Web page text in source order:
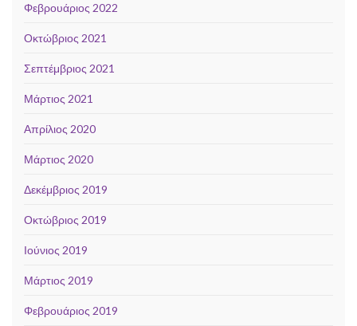
Φεβρουάριος 2022
Οκτώβριος 2021
Σεπτέμβριος 2021
Μάρτιος 2021
Απρίλιος 2020
Μάρτιος 2020
Δεκέμβριος 2019
Οκτώβριος 2019
Ιούνιος 2019
Μάρτιος 2019
Φεβρουάριος 2019